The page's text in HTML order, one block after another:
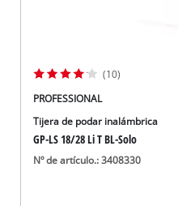
(10)
PROFESSIONAL
Tijera de podar inalámbrica
GP-LS 18/28 Li T BL-Solo
Nº de artículo.: 3408330